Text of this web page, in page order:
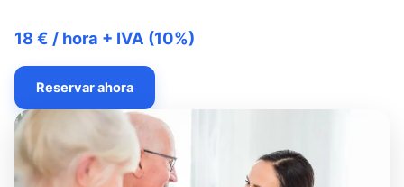
18 € / hora + IVA (10%)
Reservar ahora